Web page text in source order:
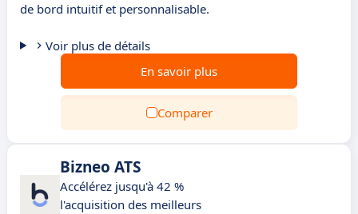
de bord intuitif et personnalisable.
Voir plus de détails
En savoir plus
Comparer
Bizneo ATS
Accélérez jusqu'à 42 %
l'acquisition des meilleurs